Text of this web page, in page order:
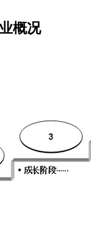
概况